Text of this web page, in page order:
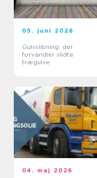
05. juni 2026
Gulvslibning: der
forvandler slidte
trægulve
04. maj 2026